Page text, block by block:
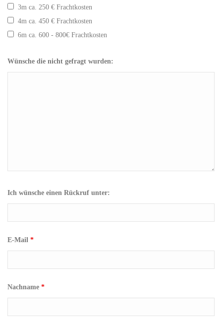
3m ca. 250 € Frachtkosten
4m ca. 450 € Frachtkosten
6m ca. 600 - 800€ Frachtkosten
Wünsche die nicht gefragt wurden:
Ich wünsche einen Rückruf unter:
E-Mail *
Nachname *